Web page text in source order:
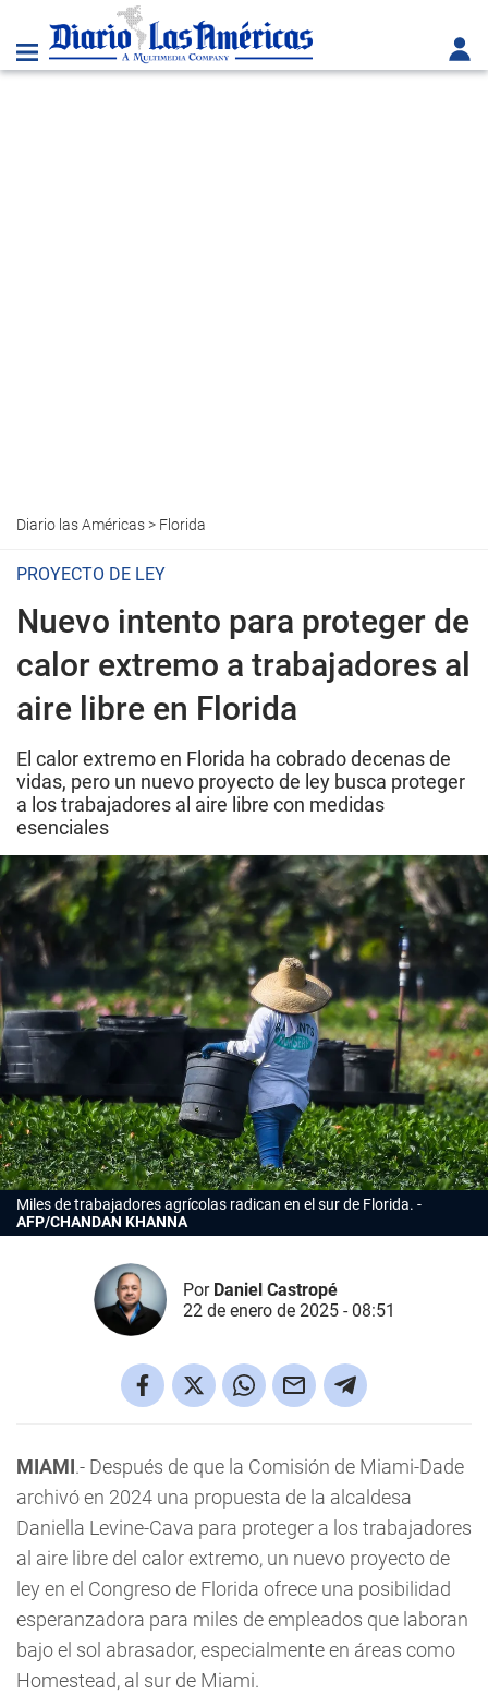
Diario las Américas> Florida
PROYECTO DE LEY
Nuevo intento para proteger de
calor extremo a trabajadores al
aire libre en Florida
El calor extremo en Florida ha cobrado decenas de
vidas, pero un nuevo proyecto de ley busca proteger
a los trabajadores al aire libre con medidas
esenciales
Miles de trabajadores agrícolas radican en el sur de Florida.
AFP/CHANDAN KHANNA
Por Daniel Castropé
22 de enero de 2025 - 08:51
MIAMI.- Después de que la Comisión de Miami-Dade
archivó en 2024 una propuesta de la alcaldesa
Daniella Levine-Cava para proteger a los trabajadores
al aire libre del calor extremo, un nuevo proyecto de
ley en el Congreso de Florida ofrece una posibilidad
esperanzadora para miles de empleados que laboran
bajo el sol abrasador, especialmente en áreas como
Homestead, al sur de Miami.